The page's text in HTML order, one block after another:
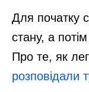
Для початку
стану, а
Про те, як
розповідали